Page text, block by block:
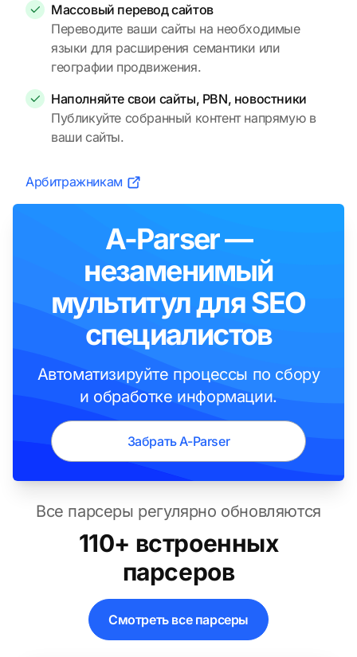
Массовый перевод сайтов
Переводите ваши сайты на необходимые
языки для расширения семантики или
географии продвижения.
Наполняйте свои сайты, PBN, новостники
Публикуйте собранный контент напрямую в
ваши сайты.
Арбитражникам
A-Parser —
незаменимый
мультитул для SEO
специалистов
Автоматизируйте процессы по сбору
и обработке информации.
Забрать A-Parser
Все парсеры регулярно обновляются
110+ встроенных
парсеров
Смотреть все парсеры